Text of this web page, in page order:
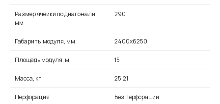
Размер ячейки по диагонали,
мм
290
Габариты модуля, мм 2400х6250
Площадь модуля, м 15
Масса, кг 25.21
Перфорация Без перфорации